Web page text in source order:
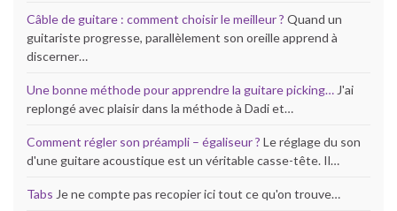
Câble de guitare : comment choisir le meilleur ? Quand un
guitariste progresse, parallèlement son oreille apprend à
discerner…
Une bonne méthode pour apprendre la guitare picking… J'ai
replongé avec plaisir dans la méthode à Dadi et…
Comment régler son préampli – égaliseur ? Le réglage du son
d'une guitare acoustique est un véritable casse-tête. Il…
Tabs Je ne compte pas recopier ici tout ce qu'on trouve…